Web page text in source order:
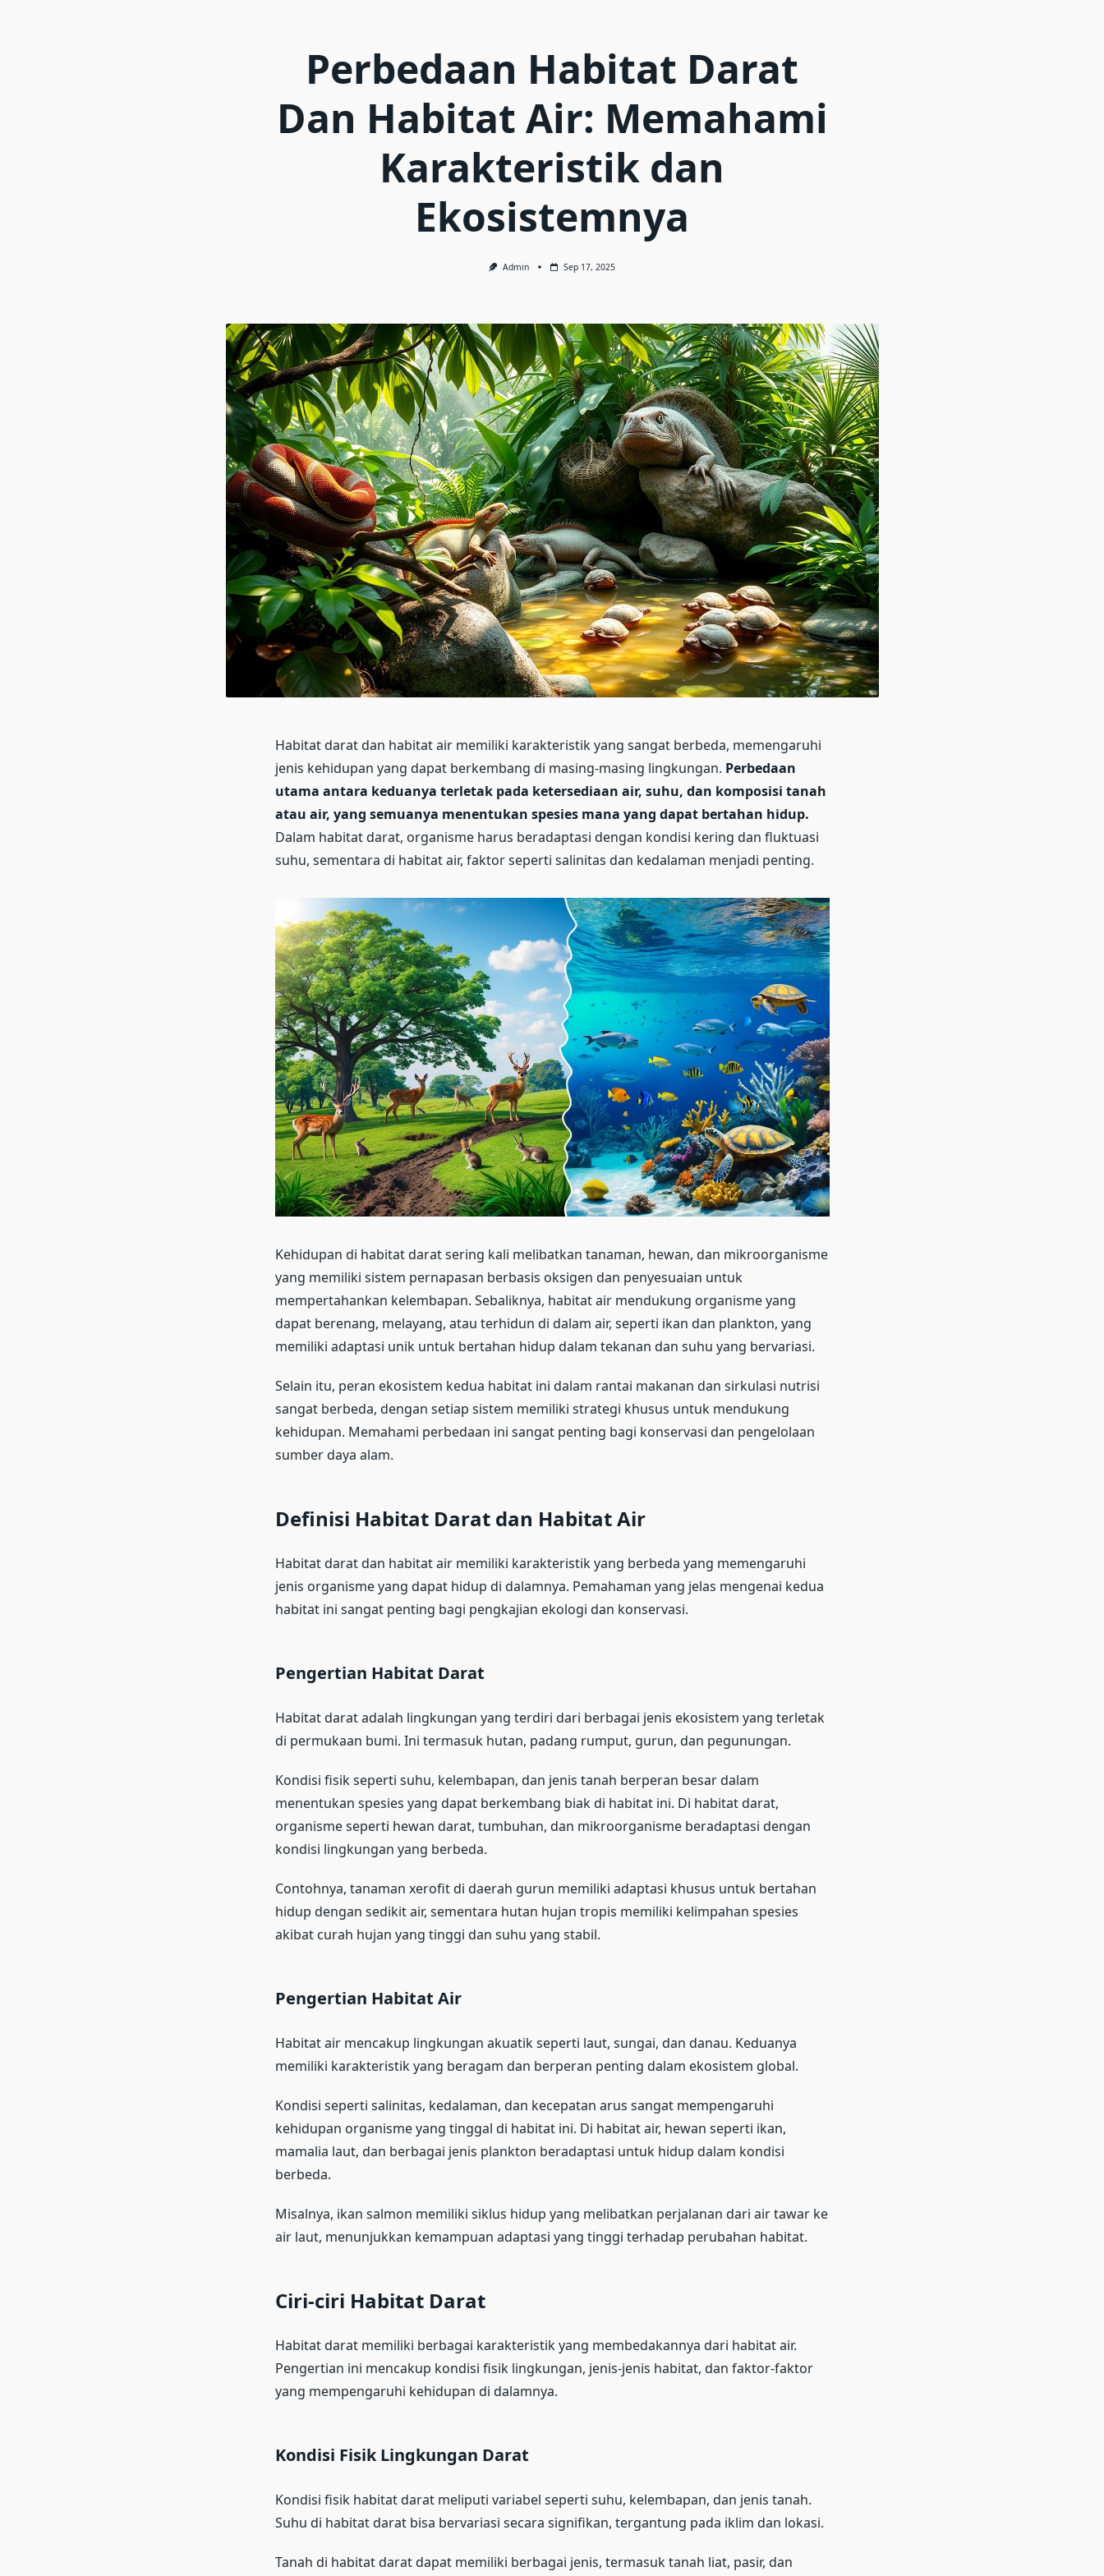
Perbedaan Habitat Darat
Dan Habitat Air: Memahami
Karakteristik dan
Ekosistemnya
Admin Sep 17, 2025
Habitat darat dan habitat air memiliki karakteristik yang sangat berbeda, memengaruhi
jenis kehidupan yang dapat berkembang di masing-masing lingkungan. Perbedaan
utama antara keduanya terletak pada ketersediaan air, suhu, dan komposisi tanah
atau air, yang semuanya menentukan spesies mana yang dapat bertahan hidup.
Dalam habitat darat, organisme harus beradaptasi dengan kondisi kering dan fluktuasi
suhu, sementara di habitat air, faktor seperti salinitas dan kedalaman menjadi penting.
Kehidupan di habitat darat sering kali melibatkan tanaman, hewan, dan mikroorganisme
yang memiliki sistem pernapasan berbasis oksigen dan penyesuaian untuk
mempertahankan kelembapan. Sebaliknya, habitat air mendukung organisme yang
dapat berenang, melayang, atau terhidun di dalam air, seperti ikan dan plankton, yang
memiliki adaptasi unik untuk bertahan hidup dalam tekanan dan suhu yang bervariasi.
Selain itu, peran ekosistem kedua habitat ini dalam rantai makanan dan sirkulasi nutrisi
sangat berbeda, dengan setiap sistem memiliki strategi khusus untuk mendukung
kehidupan. Memahami perbedaan ini sangat penting bagi konservasi dan pengelolaan
sumber daya alam.
Definisi Habitat Darat dan Habitat Air
Habitat darat dan habitat air memiliki karakteristik yang berbeda yang memengaruhi
jenis organisme yang dapat hidup di dalamnya. Pemahaman yang jelas mengenai kedua
habitat ini sangat penting bagi pengkajian ekologi dan konservasi.
Pengertian Habitat Darat
Habitat darat adalah lingkungan yang terdiri dari berbagai jenis ekosistem yang terletak
di permukaan bumi. Ini termasuk hutan, padang rumput, gurun, dan pegunungan.
Kondisi fisik seperti suhu, kelembapan, dan jenis tanah berperan besar dalam
menentukan spesies yang dapat berkembang biak di habitat ini. Di habitat darat,
organisme seperti hewan darat, tumbuhan, dan mikroorganisme beradaptasi dengan
kondisi lingkungan yang berbeda.
Contohnya, tanaman xerofit di daerah gurun memiliki adaptasi khusus untuk bertahan
hidup dengan sedikit air, sementara hutan hujan tropis memiliki kelimpahan spesies
akibat curah hujan yang tinggi dan suhu yang stabil.
Pengertian Habitat Air
Habitat air mencakup lingkungan akuatik seperti laut, sungai, dan danau. Keduanya
memiliki karakteristik yang beragam dan berperan penting dalam ekosistem global.
Kondisi seperti salinitas, kedalaman, dan kecepatan arus sangat mempengaruhi
kehidupan organisme yang tinggal di habitat ini. Di habitat air, hewan seperti ikan,
mamalia laut, dan berbagai jenis plankton beradaptasi untuk hidup dalam kondisi
berbeda.
Misalnya, ikan salmon memiliki siklus hidup yang melibatkan perjalanan dari air tawar ke
air laut, menunjukkan kemampuan adaptasi yang tinggi terhadap perubahan habitat.
Ciri-ciri Habitat Darat
Habitat darat memiliki berbagai karakteristik yang membedakannya dari habitat air.
Pengertian ini mencakup kondisi fisik lingkungan, jenis-jenis habitat, dan faktor-faktor
yang mempengaruhi kehidupan di dalamnya.
Kondisi Fisik Lingkungan Darat
Kondisi fisik habitat darat meliputi variabel seperti suhu, kelembapan, dan jenis tanah.
Suhu di habitat darat bisa bervariasi secara signifikan, tergantung pada iklim dan lokasi.
Tanah di habitat darat dapat memiliki berbagai jenis, termasuk tanah liat, pasir, dan